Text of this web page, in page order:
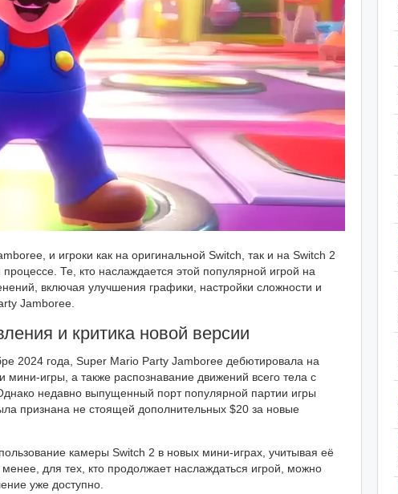
и игроки как на оригинальной Switch, так и на Switch 2
Те, кто наслаждается этой популярной игрой на
включая улучшения графики, настройки сложности и
Jamboree.
и критика новой версии
2024 года, Super Mario Party Jamboree дебютировала на
игры, а также распознавание движений всего тела с
недавно выпущенный порт популярной партии игры
признана не стоящей дополнительных $20 за новые
камеры Switch 2 в новых мини-играх, учитывая её
для тех, кто продолжает наслаждаться игрой, можно
уже доступно.